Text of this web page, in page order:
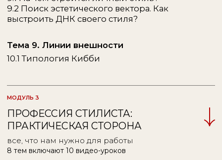
СМОТРЕТЬ УРОК
Преподавательский
состав
@rasko_stylist
МАРИЯ РАСКО
ВЕНА, МОСКВА